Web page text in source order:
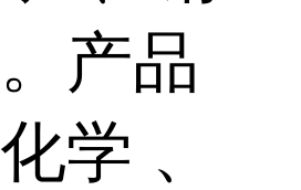
产品
学 、